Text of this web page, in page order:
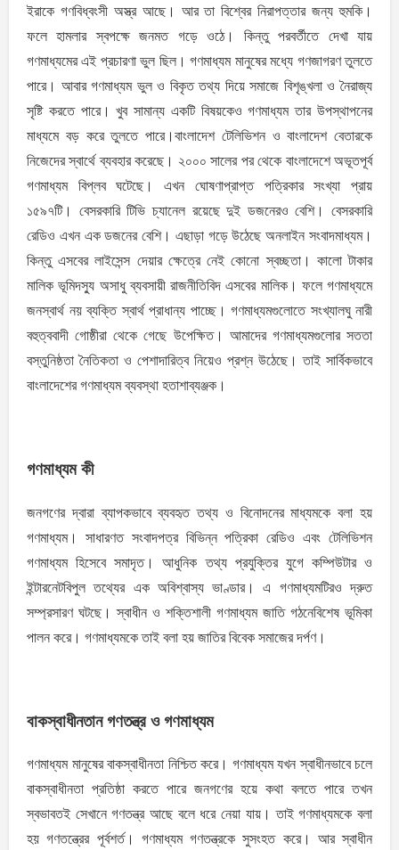
ইরাকে গণবিধ্বংসী অস্ত্র আছে। আর তা বিশ্বের নিরাপত্তার জন্য হুমকি।
ফলে হামলার স্বপক্ষে জনমত গড়ে ওঠে। কিন্তু পরবর্তীতে দেখা যায়
গণমাধ্যমের এই প্রচারণা ভুল ছিল। গণমাধ্যম মানুষের মধ্যে গণজাগরণ তুলতে
পারে। আবার গণমাধ্যম ভুল ও বিকৃত তথ্য দিয়ে সমাজে বিশৃঙ্খলা ও নৈরাজ্য
সৃষ্টি করতে পারে। খুব সামান্য একটি বিষয়কেও গণমাধ্যম তার উপস্থাপনের
মাধ্যমে বড় করে তুলতে পারে।বাংলাদেশ টেলিভিশন ও বাংলাদেশ বেতারকে
নিজেদের স্বার্থে ব্যবহার করেছে। ২০০০ সালের পর থেকে বাংলাদেশে অভূতপূর্ব
গণমাধ্যম বিপ্লব ঘটেছে। এখন ঘোষণাপ্রাপ্ত পত্রিকার সংখ্যা প্রায়
১৫৯৭টি। বেসরকারি টিভি চ্যানেল রয়েছে দুই ডজনেরও বেশি। বেসরকারি
রেডিও এখন এক ডজনের বেশি। এছাড়া গড়ে উঠেছে অনলাইন সংবাদমাধ্যম।
কিন্তু এসবের লাইসেন্স দেয়ার ক্ষেত্রে নেই কোনো স্বচ্ছতা। কালো টাকার
মালিক ভূমিদস্যু অসাধু ব্যবসায়ী রাজনীতিবিদ এসবের মালিক। ফলে গণমাধ্যমে
জনস্বার্থ নয় ব্যক্তি স্বার্থ প্রাধান্য পাচ্ছে। গণমাধ্যমগুলোতে সংখ্যালঘু নারী
বহুত্ববাদী গোষ্ঠীরা থেকে গেছে উপেক্ষিত। আমাদের গণমাধ্যমগুলোর সততা
বস্তুনিষ্ঠতা নৈতিকতা ও পেশাদারিত্ব নিয়েও প্রশ্ন উঠেছে। তাই সার্বিকভাবে
বাংলাদেশের গণমাধ্যম ব্যবস্থা হতাশাব্যঞ্জক।
গণমাধ্যম কী
জনগণের দ্বারা ব্যাপকভাবে ব্যবহৃত তথ্য ও বিনােদনের মাধ্যমকে বলা হয়
গণমাধ্যম। সাধারণত সংবাদপত্র বিভিন্ন পত্রিকা রেডিও এবং টেলিভিশন
গণমাধ্যম হিসেবে সমাদৃত। আধুনিক তথ্য প্রযুক্তির যুগে কম্পিউটার ও
ইন্টারনেটবিপুল তথ্যের এক অবিশ্বাস্য ভাণ্ডার। এ গণমাধ্যমটিরও দ্রুত
সম্প্রসারণ ঘটছে। স্বাধীন ও শক্তিশালী গণমাধ্যম জাতি গঠনেবিশেষ ভূমিকা
পালন করে। গণমাধ্যমকে তাই বলা হয় জাতির বিবেক সমাজের দর্পণ।
বাকস্বাধীনতান গণতন্ত্র ও গণমাধ্যম
গণমাধ্যম মানুষের বাকস্বাধীনতা নিশ্চিত করে। গণমাধ্যম যখন স্বাধীনভাবে চলে
বাকস্বাধীনতা প্রতিষ্ঠা করতে পারে জনগণের হয়ে কথা বলতে পারে তখন
স্বভাবতই সেখানে গণতন্ত্র আছে বলে ধরে নেয়া যায়। তাই গণমাধ্যমকে বলা
হয় গণতন্ত্রের পূর্বশর্ত। গণমাধ্যম গণতন্ত্রকে সুসংহত করে। আর স্বাধীন